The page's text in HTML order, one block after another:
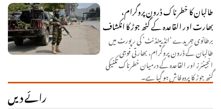
طالبان کا خطرناک ڈرون پروگرام،
بھارت اور القاعدہ کے گٹھ جوڑ کا انکشاف
برطانوی جریدے ‘انڈیپنڈنٹ’ کی رپورٹ میں
طالبان کے ڈرون پروگرام، بھارتی فوجی
انجینئرز اور القاعدہ کے درمیان خطرناک تکنیکی
گٹھ جوڑ کا پردہ فاش ہو گیا ہے۔
رائے دیں